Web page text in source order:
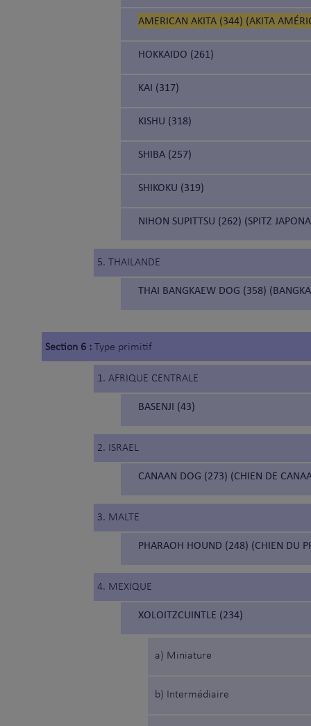
AMERICAN AKITA (344) (AKITA
HOKKAIDO (261)
KAI (317)
KISHU (318)
SHIBA (257)
SHIKOKU (319)
NIHON SUPITTSU (262) (SPITZ
5. THAILANDE
THAI BANGKAEW DOG (358)
Section 6 : Type primitif
1. AFRIQUE CENTRALE
BASENJI (43)
2. ISRAEL
CANAAN DOG (273) (CHIEN DE
3. MALTE
PHARAOH HOUND (248) (CHIEN DU
4. MEXIQUE
XOLOITZCUINTLE (234)
a) Miniature
b) Intermédiaire